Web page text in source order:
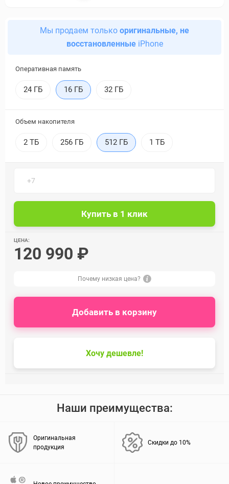
Мы продаем только оригинальные, не
восстановленныеiPhone
Оперативная память
24 ГБ 16 ГБ 32 ГБ
Объем накопителя
2 ТБ 256 ГБ 512 ГБ 1 ТБ
ЦЕНА:
120 990 ₽
Почему низкая цена?
Хочу дешевле!
Добавить в корзину
Наши преимущества:
Оригинальная
продукция
Скидки до 10%